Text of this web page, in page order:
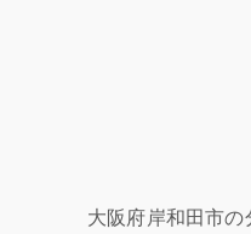
大阪府岸和田市の